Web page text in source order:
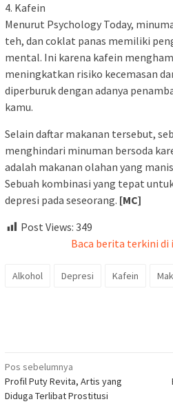
4. Kafein
Menurut Psychology Today,
teh, dan coklat panas memiliki
mental. Ini karena kafein
meningkatkan risiko kecemasan
diperburuk dengan adanya
kamu.
Selain daftar makanan tersebut,
menghindari minuman bersoda
adalah makanan olahan yang
Sebuah kombinasi yang tepat
depresi pada seseorang. [MC]
Post Views: 349
Baca berita terkini di
Alkohol Depresi Kafein
Navigasi
pos
Pos sebelumnya
Profil Puty Revita, Artis yang
Diduga Terlibat Prostitusi